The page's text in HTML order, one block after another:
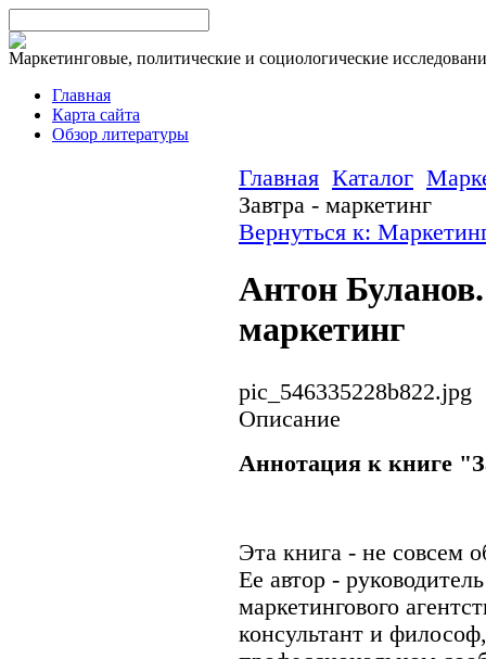
Маркетинговые, политические и социологические
Главная
Карта сайта
Обзор литературы
Главная Каталог
Завтра - маркетинг
Вернуться к:
Антон
маркетинг
pic_546335228b822.jpg
Описание
Аннотация к книге
Эта книга - не совсем
Ее автор -
маркетингового
консультант и